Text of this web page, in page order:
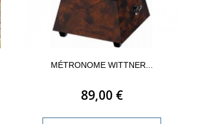
MÉTRONOME WITTNER...
89,00 €